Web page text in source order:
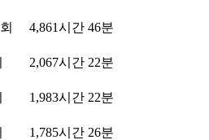
4,861시간 46분
2,067시간 22분
1,983시간 22분
1,785시간 26분